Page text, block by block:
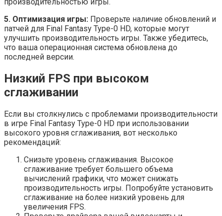
производительностью игры.
5. Оптимизация игры: Проверьте наличие обновлений и
патчей для Final Fantasy Type-0 HD, которые могут
улучшить производительность игры. Также убедитесь,
что ваша операционная система обновлена до
последней версии.
Низкий FPS при высоком
сглаживании
Если вы столкнулись с проблемами производительности
в игре Final Fantasy Type-0 HD при использовании
высокого уровня сглаживания, вот несколько
рекомендаций:
Снизьте уровень сглаживания. Высокое
сглаживание требует большего объема
вычислений графики, что может снижать
производительность игры. Попробуйте установить
сглаживание на более низкий уровень для
увеличения FPS.